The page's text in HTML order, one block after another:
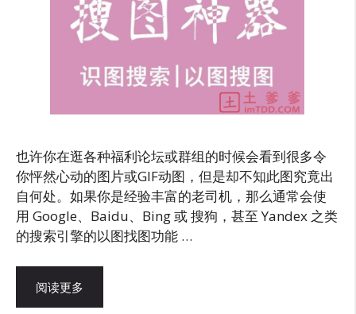
也许你在逛各种福利论坛或群组的时候会看到很多令
你怦然心动的图片或GIF动图，但是却不知此图究竟出
自何处。如果你是经验丰富的老司机，那么通常会使
用 Google、Baidu、Bing 或 搜狗，甚至 Yandex 之类
的搜索引擎的以图找图功能 …
阅读更多